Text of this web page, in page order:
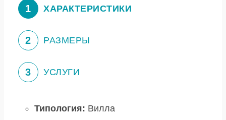
1 ХАРАКТЕРИСТИКИ
2 РАЗМЕРЫ
3 УСЛУГИ
Типология: Вилла